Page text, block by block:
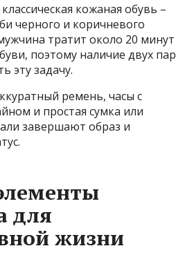
кожаная обувь –
черного и коричневого
тратит около 20 минут
поэтому наличие двух пар
эту задачу.
ремень, часы с
и простая сумка или
завершают образ и
для
жизни